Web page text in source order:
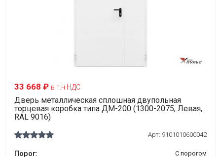
33 668 ₽ в т.ч НДС
Дверь металлическая сплошная двупольная
торцевая коробка типа ДМ-200 (1300-2075, Левая,
RAL 9016)
Арт: 9101010600042
Порог: С порогом